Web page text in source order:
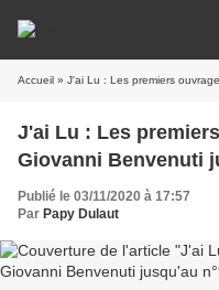
Accueil » J'ai Lu : Les premiers
J'ai Lu : Les
Giovanni Benvenuti
Publié le 03/11/2020 à 17:57
Par Papy Dulaut